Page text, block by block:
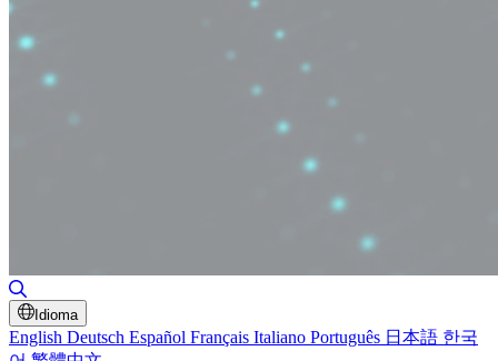
Idioma
English Deutsch Español Français Italiano Português 日本語 한국